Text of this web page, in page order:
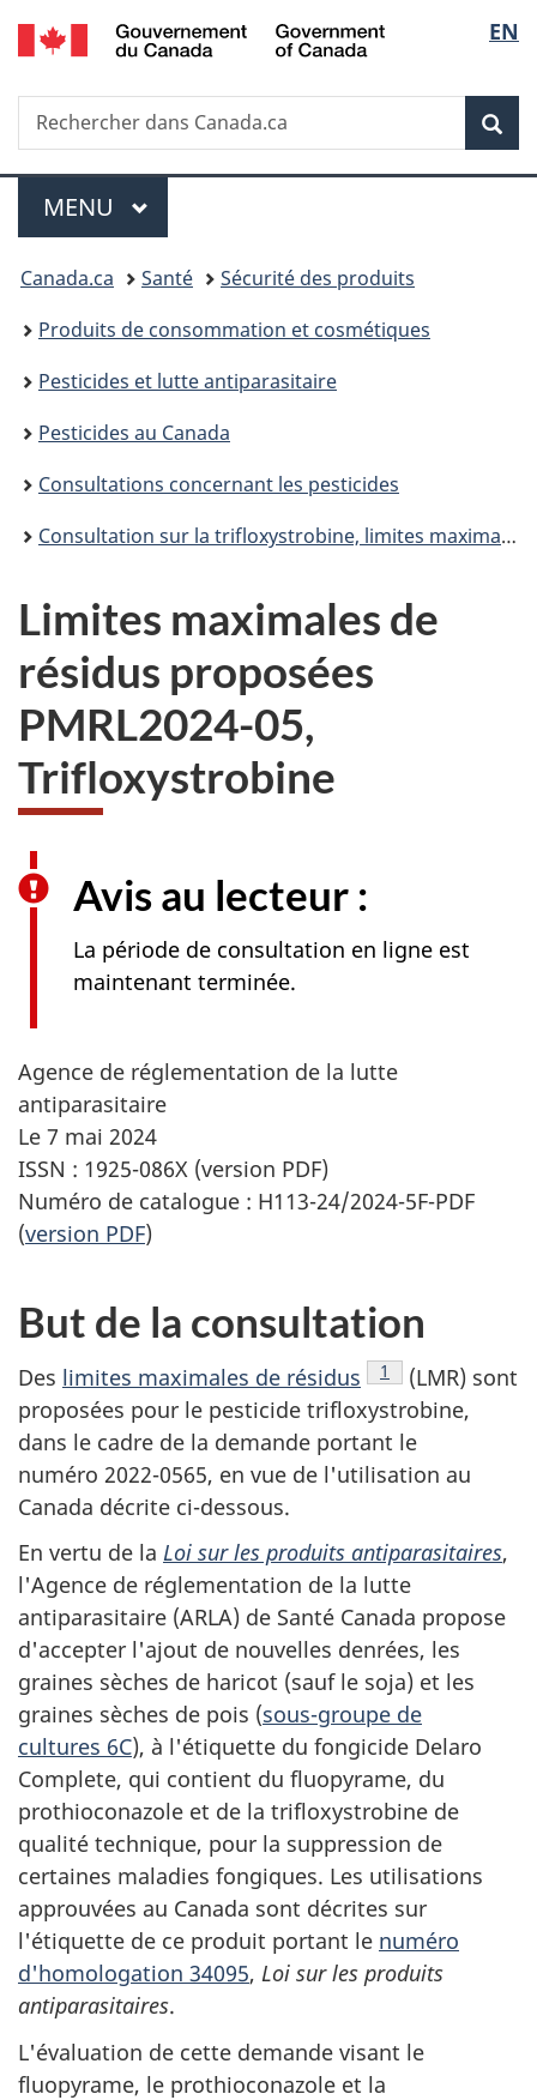
Passer
au
principal
Passer
à
Au
du
Passer
à
version
simplifiée
de
la
EN
Recherche
Rechercher
dans
Menu
MENU PRINCIPAL
Vous
êtes
ici :
Canada.ca Santé
Sécurité des produits
Produits de consommation et cosmétiques
Pesticides et lutte antiparasitaire
Pesticides au Canada
Consultations concernant les pesticides
Consultation sur la trifloxystrobine, limites maximales de résidus proposées PMRL2024-05
Limites maximales de
résidus proposées
PMRL2024-05,
Trifloxystrobine
Avis au lecteur :
La période de consultation en ligne est
maintenant terminée.
Agence de réglementation de la lutte
antiparasitaire
Le 7 mai 2024
ISSN : 1925-086X (version PDF)
Numéro de catalogue : H113-24/2024-5F-PDF
(version PDF)
But de la consultation
Des limites maximales de résidus Note de bas de
1
(LMR) sont
proposées pour le pesticide trifloxystrobine,
dans le cadre de la demande portant le
numéro 2022-0565, en vue de l'utilisation au
Canada décrite ci-dessous.
En vertu de la Loi sur les produits antiparasitaires,
l'Agence de réglementation de la lutte
antiparasitaire (ARLA) de Santé Canada propose
d'accepter l'ajout de nouvelles denrées, les
graines sèches de haricot (sauf le soja) et les
graines sèches de pois (sous-groupe de
cultures 6C), à l'étiquette du fongicide Delaro
Complete, qui contient du fluopyrame, du
prothioconazole et de la trifloxystrobine de
qualité technique, pour la suppression de
certaines maladies fongiques. Les utilisations
approuvées au Canada sont décrites sur
l'étiquette de ce produit portant le numéro
d'homologation 34095, Loi sur les produits
antiparasitaires.
L'évaluation de cette demande visant le
fluopyrame, le prothioconazole et la